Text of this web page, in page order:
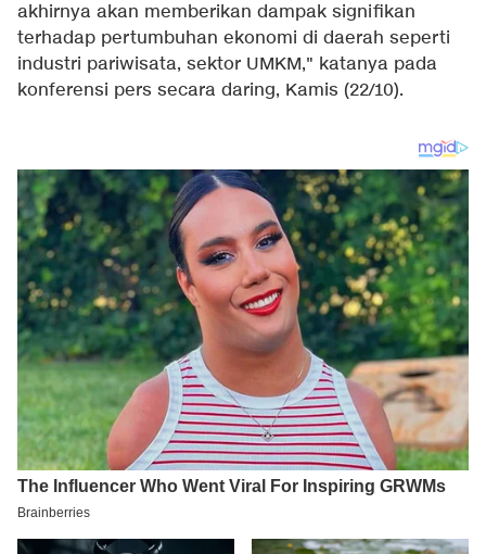
akhirnya akan memberikan dampak signifikan
terhadap pertumbuhan ekonomi di daerah seperti
industri pariwisata, sektor UMKM," katanya pada
konferensi pers secara daring, Kamis (22/10).